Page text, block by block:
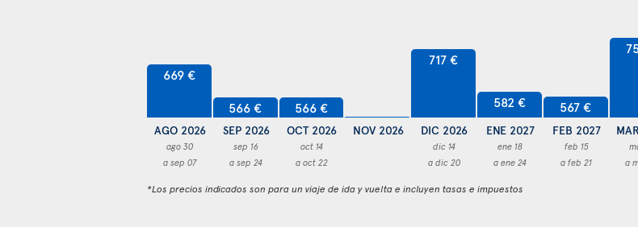
669 €
AGO 2026
ago 30
a sep 07
566 €
SEP 2026
sep 16
a sep 24
566 €
OCT 2026
oct 14
a oct 22
NOV 2026
717 €
DIC 2026
dic 14
a dic 20
582 €
ENE 2027
ene 18
a ene 24
567 €
FEB 2027
feb 15
a feb 21
a
*Los precios indicados son para un viaje de ida y vuelta e incluyen tasas e impuestos